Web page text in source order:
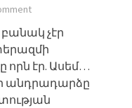
չէր
էր. Ասեմ…
անդրադարձը